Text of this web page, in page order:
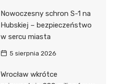
Nowoczesny schron S-1 na
Hubskiej – bezpieczeństwo
w sercu miasta
5 sierpnia 2026
Wrocław wkrótce